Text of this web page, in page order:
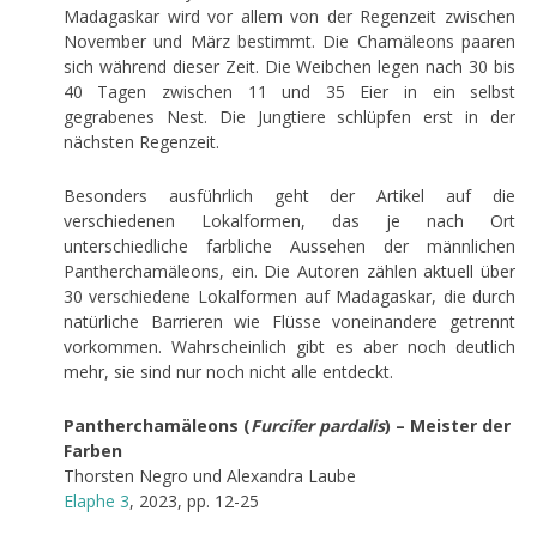
Madagaskar wird vor allem von der Regenzeit zwischen
November und März bestimmt. Die Chamäleons paaren
sich während dieser Zeit. Die Weibchen legen nach 30 bis
40 Tagen zwischen 11 und 35 Eier in ein selbst
gegrabenes Nest. Die Jungtiere schlüpfen erst in der
nächsten Regenzeit.
Besonders ausführlich geht der Artikel auf die
verschiedenen Lokalformen, das je nach Ort
unterschiedliche farbliche Aussehen der männlichen
Pantherchamäleons, ein. Die Autoren zählen aktuell über
30 verschiedene Lokalformen auf Madagaskar, die durch
natürliche Barrieren wie Flüsse voneinandere getrennt
vorkommen. Wahrscheinlich gibt es aber noch deutlich
mehr, sie sind nur noch nicht alle entdeckt.
Pantherchamäleons (Furcifer pardalis) – Meister der
Farben
Thorsten Negro und Alexandra Laube
Elaphe 3, 2023, pp. 12-25